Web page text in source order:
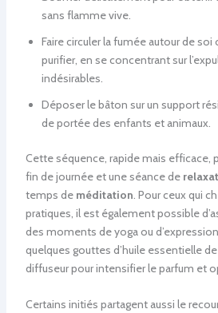
sans flamme vive.
Faire circuler la fumée autour de soi
purifier, en se concentrant sur
indésirables.
Déposer le bâton sur un support
de portée des enfants et animaux.
Cette séquence, rapide mais efficace,
fin de journée et une séance de
temps de méditation. Pour ceux qui
pratiques, il est également possible
des moments de yoga ou
quelques gouttes d’huile essentielle
diffuseur pour intensifier le parfum et
Certains initiés partagent aussi le